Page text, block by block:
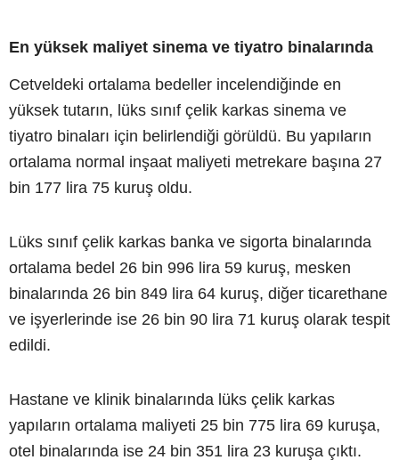
En yüksek maliyet sinema ve tiyatro binalarında
Cetveldeki ortalama bedeller incelendiğinde en
yüksek tutarın, lüks sınıf çelik karkas sinema ve
tiyatro binaları için belirlendiği görüldü. Bu yapıların
ortalama normal inşaat maliyeti metrekare başına 27
bin 177 lira 75 kuruş oldu.
Lüks sınıf çelik karkas banka ve sigorta binalarında
ortalama bedel 26 bin 996 lira 59 kuruş, mesken
binalarında 26 bin 849 lira 64 kuruş, diğer ticarethane
ve işyerlerinde ise 26 bin 90 lira 71 kuruş olarak tespit
edildi.
Hastane ve klinik binalarında lüks çelik karkas
yapıların ortalama maliyeti 25 bin 775 lira 69 kuruşa,
otel binalarında ise 24 bin 351 lira 23 kuruşa çıktı.